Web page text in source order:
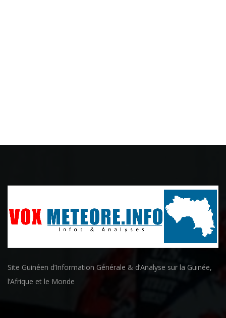
Site Guinéen d’Information Générale & d’Analyse sur la Guinée,
l’Afrique et le Monde